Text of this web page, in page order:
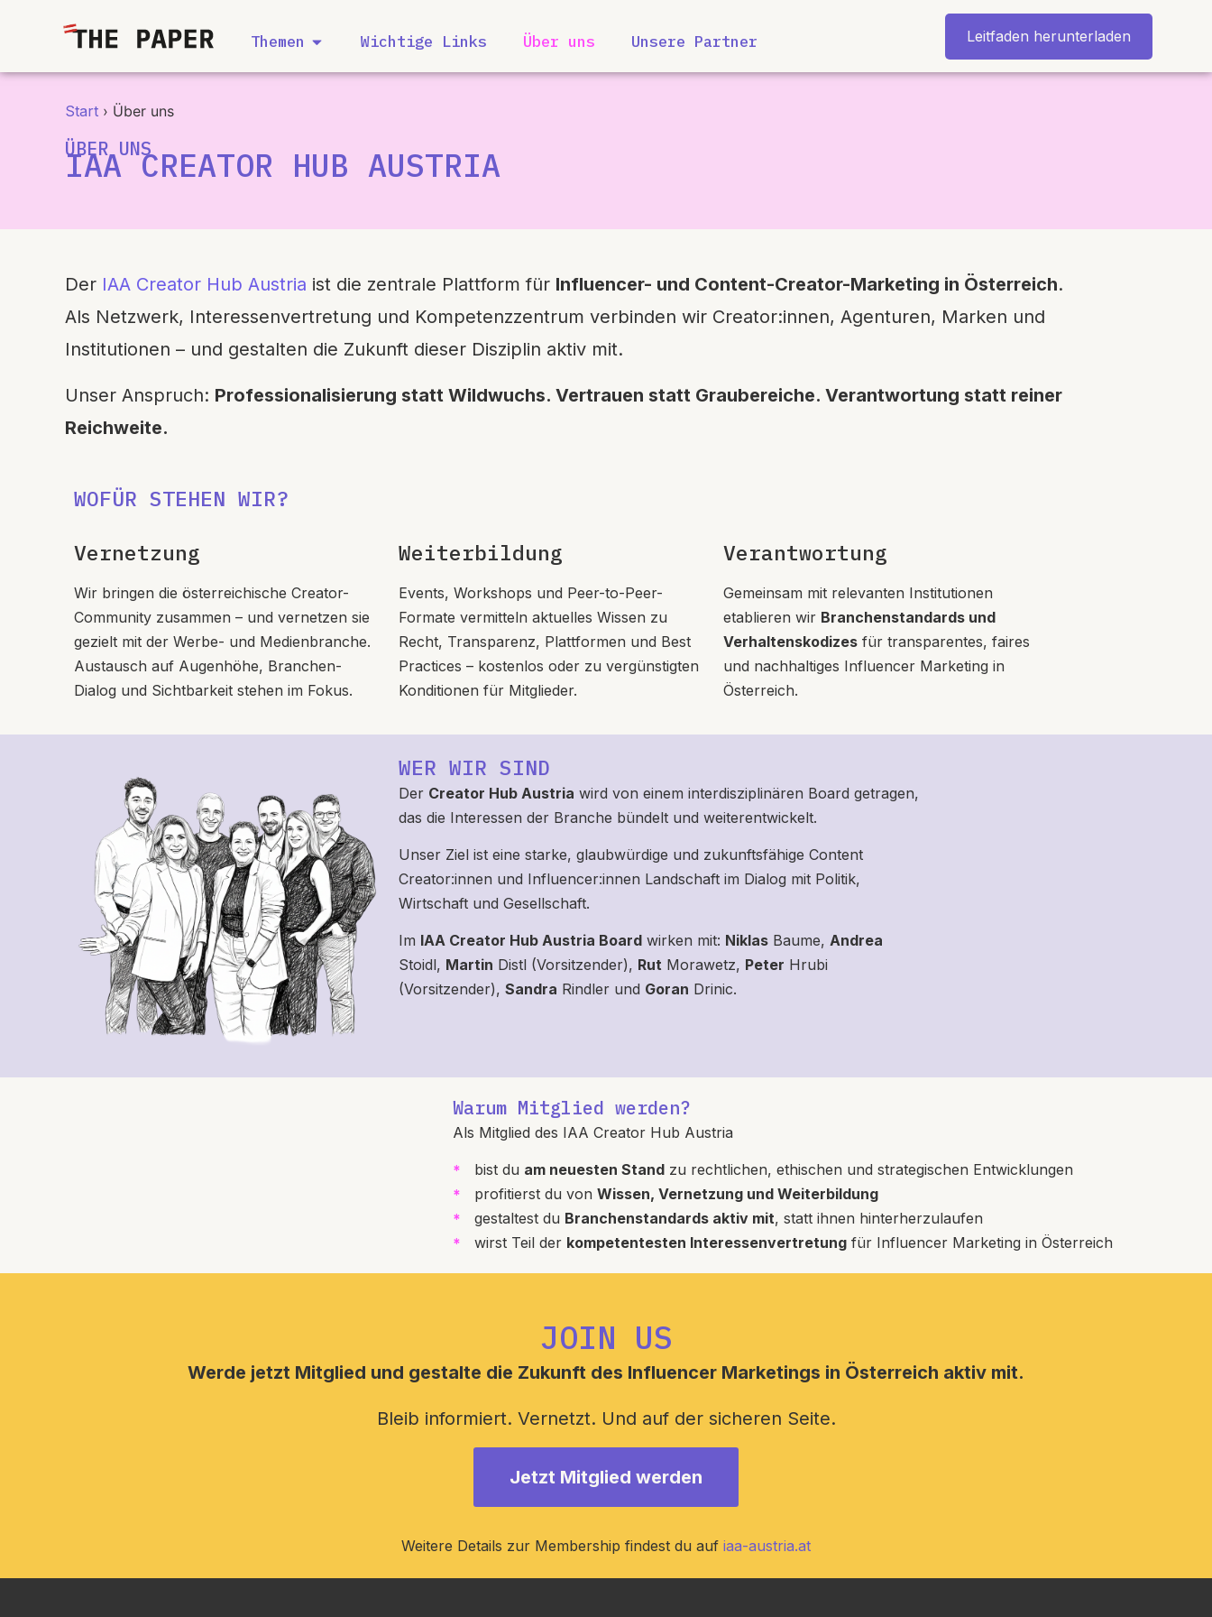
Themen Wichtige Links Über uns Unsere Partner Leitfaden herunterladen
Start › Über uns
ÜBER UNS
IAA CREATOR HUB AUSTRIA
Der IAA Creator Hub Austria ist die zentrale Plattform für Influencer- und Content-Creator-Marketing in Österreich.
Als Netzwerk, Interessenvertretung und Kompetenzzentrum verbinden wir Creator:innen, Agenturen, Marken und
Institutionen – und gestalten die Zukunft dieser Disziplin aktiv mit.
Unser Anspruch: Professionalisierung statt Wildwuchs. Vertrauen statt Graubereiche. Verantwortung statt reiner
Reichweite.
WOFÜR STEHEN WIR?
Vernetzung
Wir bringen die österreichische Creator-
Community zusammen – und vernetzen sie
gezielt mit der Werbe- und Medienbranche.
Austausch auf Augenhöhe, Branchen-
Dialog und Sichtbarkeit stehen im Fokus.
Weiterbildung
Events, Workshops und Peer-to-Peer-
Formate vermitteln aktuelles Wissen zu
Recht, Transparenz, Plattformen und Best
Practices – kostenlos oder zu vergünstigten
Konditionen für Mitglieder.
Verantwortung
Gemeinsam mit relevanten Institutionen
etablieren wir Branchenstandards und
Verhaltenskodizes für transparentes, faires
und nachhaltiges Influencer Marketing in
Österreich.
WER WIR SIND
Der Creator Hub Austria wird von einem interdisziplinären Board getragen,
das die Interessen der Branche bündelt und weiterentwickelt.
Unser Ziel ist eine starke, glaubwürdige und zukunftsfähige Content
Creator:innen und Influencer:innen Landschaft im Dialog mit Politik,
Wirtschaft und Gesellschaft.
Im IAA Creator Hub Austria Board wirken mit: Niklas Baume, Andrea
Stoidl, Martin Distl (Vorsitzender), Rut Morawetz, Peter Hrubi
(Vorsitzender), Sandra Rindler und Goran Drinic.
Warum Mitglied werden?
Als Mitglied des IAA Creator Hub Austria
bist du am neuesten Stand zu rechtlichen, ethischen und strategischen Entwicklungen
profitierst du von Wissen, Vernetzung und Weiterbildung
gestaltest du Branchenstandards aktiv mit, statt ihnen hinterherzulaufen
wirst Teil der kompetentesten Interessenvertretung für Influencer Marketing in Österreich
JOIN US
Werde jetzt Mitglied und gestalte die Zukunft des Influencer Marketings in Österreich aktiv mit.
Bleib informiert. Vernetzt. Und auf der sicheren Seite.
Jetzt Mitglied werden
Weitere Details zur Membership findest du auf iaa-austria.at